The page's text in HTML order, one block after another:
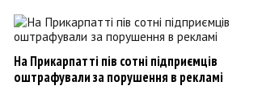
На Прикарпатті пів сотні підприємців
оштрафували за порушення в рекламі